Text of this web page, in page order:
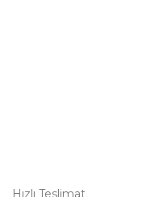
Hızlı Teslimat